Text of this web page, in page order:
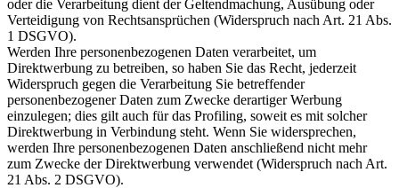
oder die Verarbeitung dient der Geltendmachung, Ausübung oder
Verteidigung von Rechtsansprüchen (Widerspruch nach Art. 21 Abs.
1 DSGVO).
Werden Ihre personenbezogenen Daten verarbeitet, um
Direktwerbung zu betreiben, so haben Sie das Recht, jederzeit
Widerspruch gegen die Verarbeitung Sie betreffender
personenbezogener Daten zum Zwecke derartiger Werbung
einzulegen; dies gilt auch für das Profiling, soweit es mit solcher
Direktwerbung in Verbindung steht. Wenn Sie widersprechen,
werden Ihre personenbezogenen Daten anschließend nicht mehr
zum Zwecke der Direktwerbung verwendet (Widerspruch nach Art.
21 Abs. 2 DSGVO).